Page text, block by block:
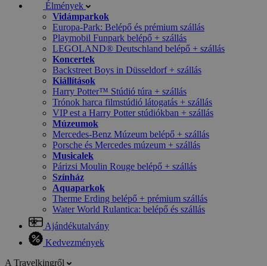
Élmények
Vidámparkok
Europa-Park: Belépő és prémium szállás
Playmobil Funpark belépő + szállás
LEGOLAND® Deutschland belépő + szállás
Koncertek
Backstreet Boys in Düsseldorf + szállás
Kiállítások
Harry Potter™ Stúdió túra + szállás
Trónok harca filmstúdió látogatás + szállás
VIP est a Harry Potter stúdiókban + szállás
Múzeumok
Mercedes-Benz Múzeum belépő + szállás
Porsche és Mercedes múzeum + szállás
Musicalek
Párizsi Moulin Rouge belépő + szállás
Színház
Aquaparkok
Therme Erding belépő + prémium szállás
Water World Rulantica: belépő és szállás
Ajándékutalvány
Kedvezmények
A Travelkingről